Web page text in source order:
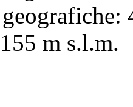
155 m s.l.m.